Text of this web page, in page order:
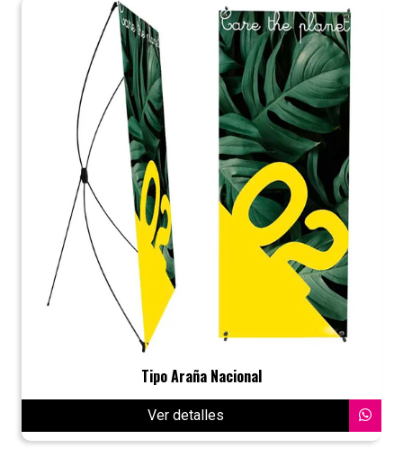
Tipo Araña Nacional
Ver detalles